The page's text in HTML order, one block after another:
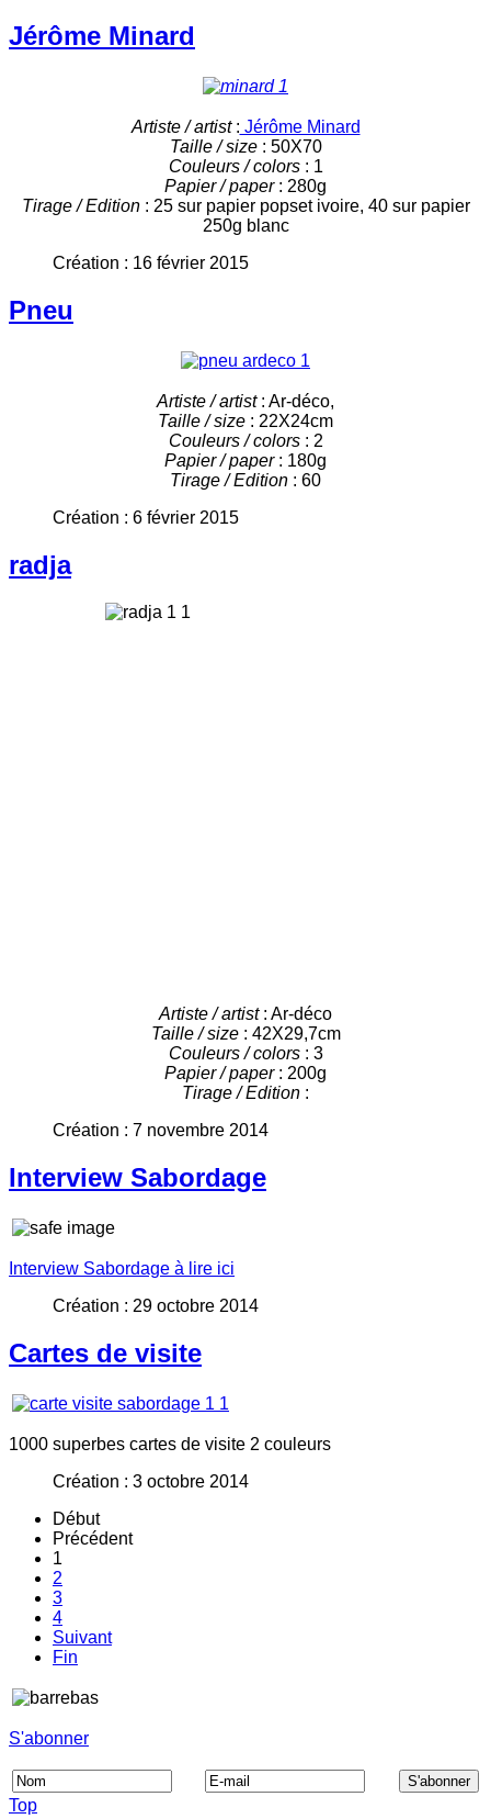
Jérôme Minard
Artiste / artist: Jérôme Minard
Taille / size: 50X70
Couleurs / colors: 1
Papier / paper: 280g
Tirage / Edition: 25 sur papier popset ivoire, 40 sur papier
250g blanc
Création : 16 février 2015
Pneu
Artiste / artist: Ar-déco,
Taille / size : 22X24cm
Couleurs / colors: 2
Papier / paper: 180g
Tirage / Edition : 60
Création : 6 février 2015
radja
Artiste / artist: Ar-déco
Taille / size: 42X29,7cm
Couleurs / colors: 3
Papier / paper: 200g
Tirage / Edition :
Création : 7 novembre 2014
Interview Sabordage
Interview Sabordage à lire ici
Création : 29 octobre 2014
Cartes de visite
1000 superbes cartes de visite 2 couleurs
Création : 3 octobre 2014
Début
Précédent
1
2
3
4
Suivant
Fin
S'abonner
Top